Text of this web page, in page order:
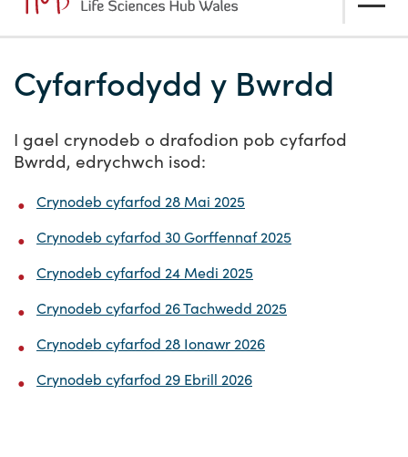
Croeso
Ein effaith
Ein pobl
Ein blaenoriaethau
Pam Cymru?
Tystebau
Ymuno â'n tîm
Ein cymorth
Datblygu economaidd
Cefnogaeth cyllido
Gwybodaeth y sector
Cyflwyno'r rhaglen
Partneriaethau
Adnoddau
Cyfeiriadur Cyllido
Cyfeiriadur Arloesedd
Hyfforddiant a Datblygiad
Cylchlythyrau sector
Adroddiadau ar Wybodaeth y Sector
Straeon Llwydiant
Prosiectau Arloesi
Straeon Cleifion
Astudiaethau Achos Ysgrifenedig
Fideos Astudiaethau Achos
Cysylltwch
Ein ffurflen ymholiad
Ein cylchlythyr
Cyflwyno astudiaeth achos
Cyflwyno stori newyddion
Digwyddiadau
Newyddion
Blogiau
Cyfarfodydd y Bwrdd
I gael crynodeb o drafodion pob cyfarfod
Bwrdd, edrychwch isod:
Crynodeb cyfarfod 28 Mai 2025
Crynodeb cyfarfod 30 Gorffennaf 2025
Crynodeb cyfarfod 24 Medi 2025
Crynodeb cyfarfod 26 Tachwedd 2025
Crynodeb cyfarfod 28 Ionawr 2026
Crynodeb cyfarfod 29 Ebrill 2026